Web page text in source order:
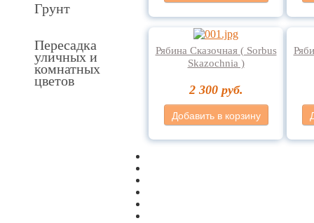
Грунт
Пересадка
уличных и
комнатных
цветов
Рябина Сказочная ( Sorbus
Skazochnia )
2 300 руб.
Добавить в корзину